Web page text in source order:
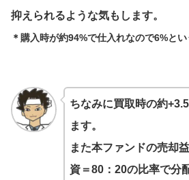
抑えられるような気もします。
＊購入時が約94%で仕入れなので6%と
ちなみに買取時の約
ます。
また本ファンドの売却
資＝80：20の比率で分